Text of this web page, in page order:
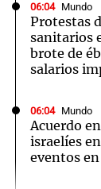
06:04 Mundo
Protestas
sanitarios
brote de
salarios
06:04 Mundo
Acuerdo
israelíes
eventos